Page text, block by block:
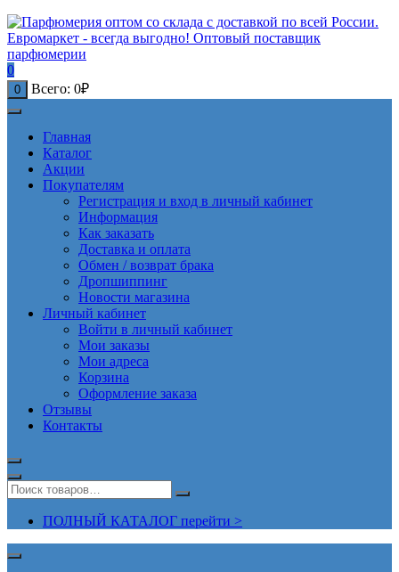
0
0 Всего: 0₽
Главная
Каталог
Акции
Покупателям
Регистрация и вход в личный кабинет
Информация
Как заказать
Доставка и оплата
Обмен / возврат брака
Дропшиппинг
Новости магазина
Личный кабинет
Войти в личный кабинет
Мои заказы
Мои адреса
Корзина
Оформление заказа
Отзывы
Контакты
ПОЛНЫЙ КАТАЛОГ перейти >